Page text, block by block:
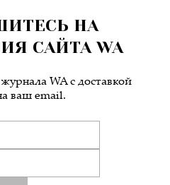
НА
САЙТА WA
WA c доставкой
ваш email.